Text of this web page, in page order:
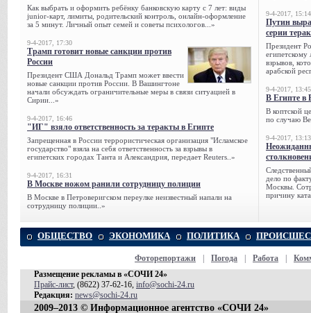
Как выбрать и оформить ребёнку банковскую карту с 7 лет: виды
junior-карт, лимиты, родительский контроль, онлайн-оформление
за 5 минут. Личный опыт семей и советы психологов...»
9-4-2017, 17:30
Трамп готовит новые санкции против
России
Президент США Дональд Трамп может ввести
новые санкции против России. В Вашингтоне
начали обсуждать ограничительные меры в связи ситуацией в
Сирии...»
9-4-2017, 16:46
"ИГ" взяло ответственность за теракты в Египте
Запрещенная в России террористическая организация "Исламское
государство" взяла на себя ответственность за взрывы в
египетских городах Танта и Александрия, передает Reuters..»
9-4-2017, 16:31
В Москве ножом ранили сотрудницу полиции
В Москве в Петроверигском переулке неизвестный напали на
сотрудницу полиции..»
9-4-2017, 15:14
Путин
серии
Президент
египетскому
взрывов,
арабской
9-4-2017, 13:45
В Египте в
В коптской
по случаю
9-4-2017, 13:13
дело по
Москвы.
причину
ОБЩЕСТВО ЭКОНОМИКА ПОЛИТИКА
Фоторепортажи Погода Работа
Размещение рекламы в «СОЧИ 24»
Прайс-лист, (8622) 37-62-16, info@sochi-24.ru
Редакция: news@sochi-24.ru
2009–2013 © Информационное агентство «СОЧИ 24»